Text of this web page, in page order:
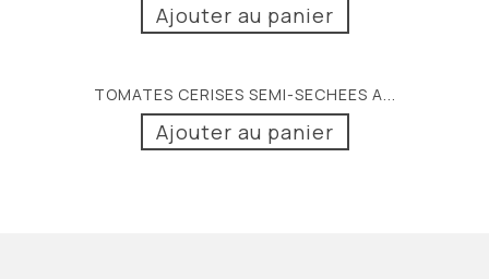
Ajouter au panier
TOMATES CERISES SEMI-SECHEES A...
Ajouter au panier